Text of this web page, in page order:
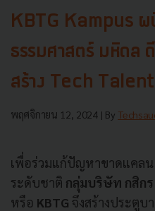
KBTG Kampus ผ
ธรรมศาสตร์ มหิดล
สร้าง Tech Talent
พฤศจิกายน 12, 2024 | By
เพื่อร่วมแก้ปัญหาขาดแคล
ระดับชาติ กลุ่มบริษัท กสิก
หรือ KBTG จึงสร้างประตูบ